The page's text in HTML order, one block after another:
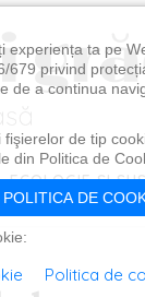
ECOLOGIE ȘI
ta pe
privind
a continua
de tip
din Politica de
DE
Politica de